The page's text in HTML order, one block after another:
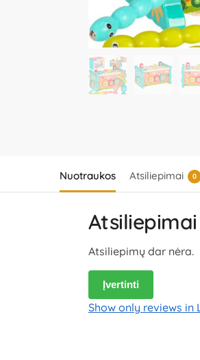
Nuotraukos Atsiliepimai 0
Atsiliepimai
Atsiliepimų dar nėra.
Įvertinti
Show only reviews in